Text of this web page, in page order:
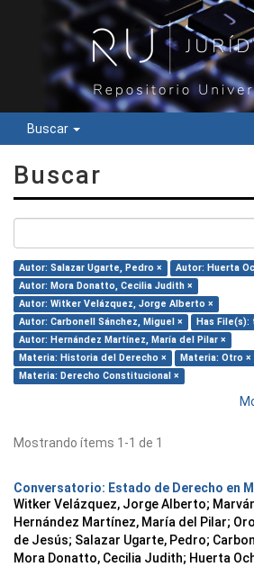
Buscar
Buscar
Autor: Salazar Ugarte, Pedro ×
Autor: Huerta
Autor: Mora Donatto, Cecilia Judith ×
Autor: Witker Velázquez, Jorge Alberto ×
Autor: Carbonell Sánchez, Miguel ×
Has File(s):
Autor: Hernández Martínez, María del Pilar ×
Materia: Historia del Derecho ×
Materia: Otro ×
Materia: Derecho Constitucional ×
Mostrando ítems 1-1 de 1
Conversatorio: Estado de Derecho en
Witker Velázquez, Jorge Alberto;
Hernández Martínez, María del Pilar;
de Jesús; Salazar Ugarte, Pedro;
Mora Donatto, Cecilia Judith; Huerta